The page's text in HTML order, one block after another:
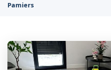
Pamiers